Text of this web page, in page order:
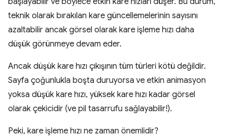
teknik olarak bırakılan kare güncellemelerinin sayısını
azaltabilir ancak görsel olarak kare işleme hızı daha
düşük görünmeye devam eder.
Ancak düşük kare hızı çıkışının tüm türleri kötü değildir.
Sayfa çoğunlukla boşta duruyorsa ve etkin animasyon
yoksa düşük kare hızı, yüksek kare hızı kadar görsel
olarak çekicidir (ve pil tasarrufu sağlayabilir!).
Peki, kare işleme hızı ne zaman önemlidir?